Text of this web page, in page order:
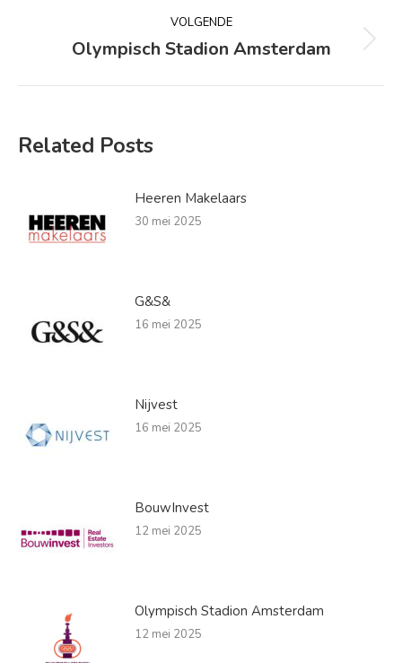
VOLGENDE
Volgend
Olympisch Stadion Amsterdam
Related Posts
Heeren Makelaars
30 mei 2025
G&S&
16 mei 2025
Nijvest
16 mei 2025
BouwInvest
12 mei 2025
Olympisch Stadion Amsterdam
12 mei 2025